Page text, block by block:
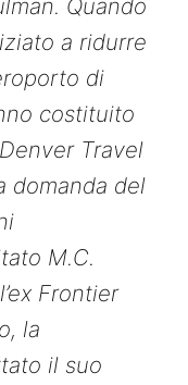
Quando
a ridurre
di
costituito
Travel
domanda del
M.C.
Frontier
la
il suo